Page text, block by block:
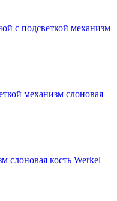
с подсветкой механизм
механизм слоновая
кость Werkel